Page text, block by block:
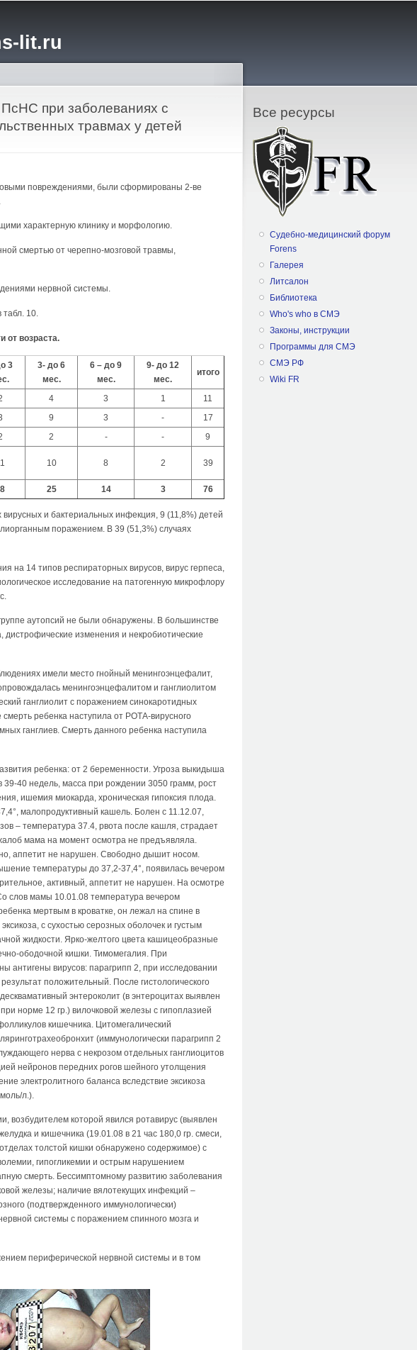
lit.ru
при заболеваниях с
травмах у детей
повреждениями, были сформированы 2-ве
характерную клинику и морфологию.
смертью от черепно-мозговой травмы,
нервной системы.
10.
от возраста.
3
3- до 6
мес.
6 – до 9
мес.
9- до 12
мес.
итого
4 3 1
11
9 3 -
17
2 - -
9
10 8 2 39
25 14 3 76
и бактериальных инфекция, 9 (11,8%) детей
поражением. В 39 (51,3%) случаях
на 14 типов респираторных вирусов, вирус герпеса,
исследование на патогенную микрофлору
аутопсий не были обнаружены. В большинстве
изменения и некробиотические
имели место гнойный менингоэнцефалит,
менингоэнцефалитом и ганглиолитом
ганглиолит с поражением синокаротидных
ребенка наступила от РОТА-вирусного
ганглиев. Смерть данного ребенка наступила
ребенка: от 2 беременности. Угроза выкидыша
40 недель, масса при рождении 3050 грамм, рост
ишемия миокарда, хроническая гипоксия плода.
малопродуктивный кашель. Болен с 11.12.07,
– температура 37.4, рвота после кашля, страдает
мама на момент осмотра не предъявляла.
аппетит не нарушен. Свободно дышит носом.
температуры до 37,2-37,4°, появилась вечером
активный, аппетит не нарушен. На осмотре
слов мамы 10.01.08 температура вечером
мертвым в кроватке, он лежал на спине в
с сухостью серозных оболочек и густым
жидкости. Ярко-желтого цвета кашицеобразные
ободочной кишки. Тимомегалия. При
вирусов: парагрипп 2, при исследовании
положительный. После гистологического
энтероколит (в энтероцитах выявлен
норме 12 гр.) вилочковой железы с гипоплазией
кишечника. Цитомегалический
(иммунологически парагрипп 2
нерва с некрозом отдельных ганглиоцитов
нейронов передних рогов шейного утолщения
электролитного баланса вследствие эксикоза
л.).
которой явился ротавирус (выявлен
и кишечника (19.01.08 в 21 час 180,0 гр. смеси,
толстой кишки обнаружено содержимое) с
гипогликемии и острым нарушением
смерть. Бессимптомному развитию заболевания
железы; наличие вялотекущих инфекций –
(подтвержденного иммунологически)
системы с поражением спинного мозга и
периферической нервной системы и в том
Все ресурсы
Судебно-медицинский форум
Forens
Галерея
Литсалон
Библиотека
Who's who в СМЭ
Законы, инструкции
Программы для СМЭ
СМЭ РФ
Wiki FR